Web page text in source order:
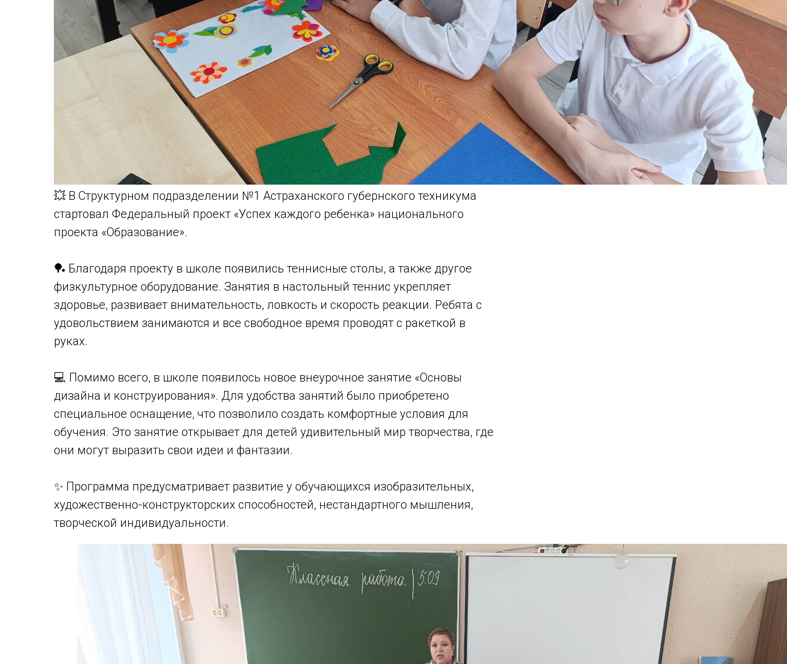
💥 В Структурном подразделении №1 Астраханского губернского техникума
стартовал Федеральный проект «Успех каждого ребенка» национального
проекта «Образование».
🏓 Благодаря проекту в школе появились теннисные столы, а также другое
физкультурное оборудование. Занятия в настольный теннис укрепляет
здоровье, развивает внимательность, ловкость и скорость реакции. Ребята с
удовольствием занимаются и все свободное время проводят с ракеткой в
руках.
💻 Помимо всего, в школе появилось новое внеурочное занятие «Основы
дизайна и конструирования». Для удобства занятий было приобретено
специальное оснащение, что позволило создать комфортные условия для
обучения. Это занятие открывает для детей удивительный мир творчества, где
они могут выразить свои идеи и фантазии.
✨ Программа предусматривает развитие у обучающихся изобразительных,
художественно-конструкторских способностей, нестандартного мышления,
творческой индивидуальности.